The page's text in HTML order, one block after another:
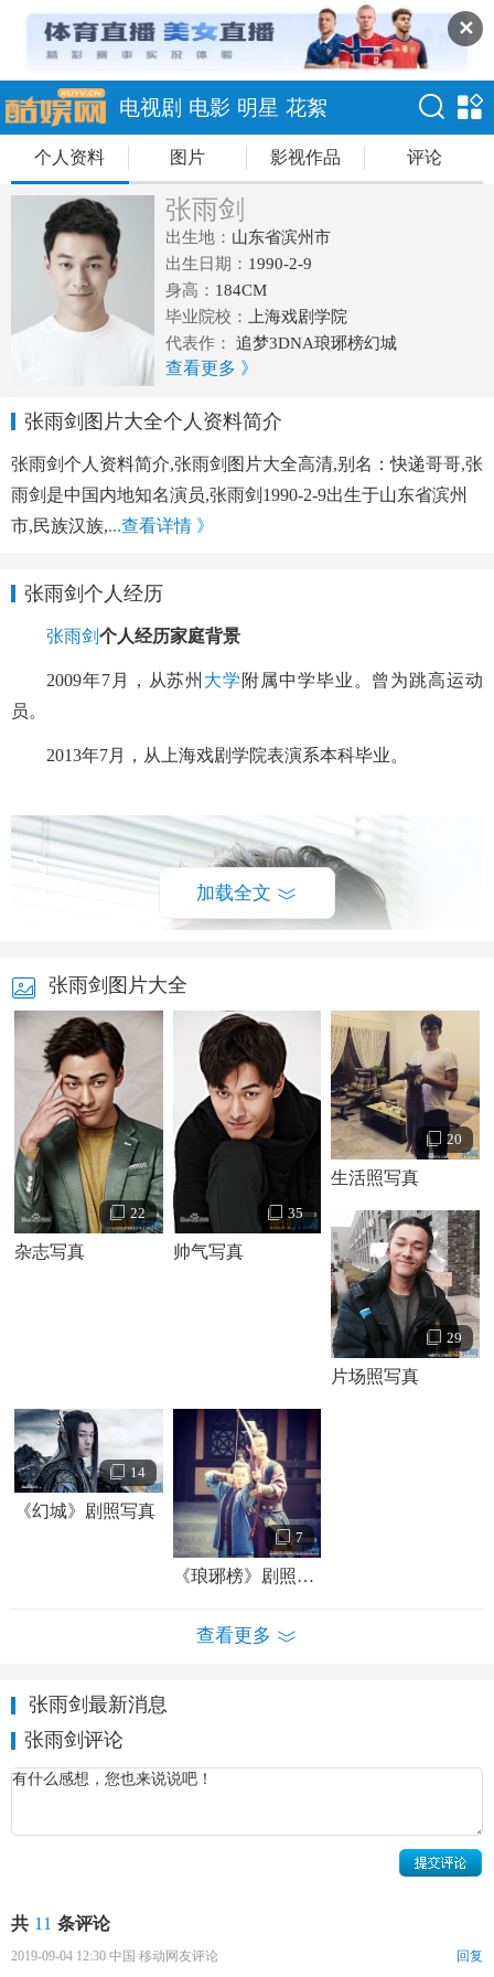
✕
电视剧 电影 明星 花絮
个人资料 图片 影视作品 评论
张雨剑
出生地： 山东省滨州市
出生日期： 1990-2-9
身高： 184CM
毕业院校：
上海戏剧学院
代表作：
追梦3DNA琅琊榜幻城
查看更多 》
张雨剑图片大全个人资料简介
张雨剑个人资料简介,张雨剑图片大全高清,别名：快递哥哥,张
雨剑是中国内地知名演员,张雨剑1990-2-9出生于山东省滨州
市,民族汉族,...查看详情 》
张雨剑个人经历
张雨剑个人经历家庭背景
2009年7月，从苏州 大学 附属中学毕业。曾为跳高运动
员。
2013年7月，从上海戏剧学院表演系本科毕业。
张雨剑个人资料张雨剑家庭背景
张雨剑情感经历：张雨剑出道后未曾公开过女朋友，但
是在2012年，他在微博中发了一套和女朋友的照片，并配
的回忆还是要留好。“ 据悉张雨剑的女朋友叫赵志瑶，曾做过
加载全文
张雨剑图片大全
22
杂志写真
35
帅气写真
20
生活照写真
29
片场照写真
14
《幻城》剧照写真
7
《琅琊榜》剧照写真
查看更多
张雨剑最新消息
张雨剑评论
共 11 条评论
2019-09-04 12:30 中国 移动网友评论 回复